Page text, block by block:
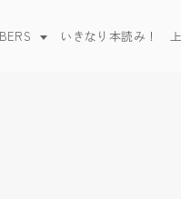
いきなり本読み！